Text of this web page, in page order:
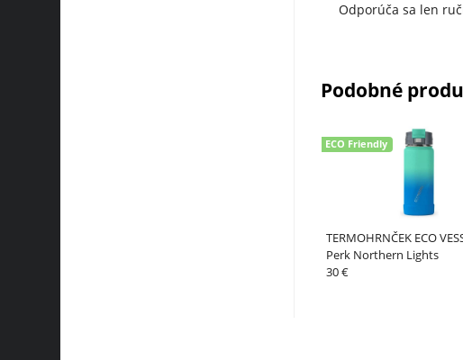
Odporúča sa len
Podobné
TERMOHRNČEK ECO
Perk Northern Lights
ECO Friendly
30 €